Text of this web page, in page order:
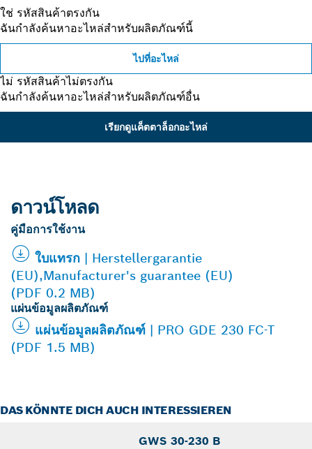
ใช่ รหัสสินค้าตรงกัน
ฉันกำลังค้นหาอะไหล่สำหรับผลิตภัณฑ์นี้
ไปที่อะไหล่
ไม่ รหัสสินค้าไม่ตรงกัน
ฉันกำลังค้นหาอะไหล่สำหรับผลิตภัณฑ์อื่น
เรียกดูแค็ตตาล็อกอะไหล่
ดาวน์โหลด
คู่มือการใช้งาน
ใบแทรก | Herstellergarantie
(EU),Manufacturer's guarantee (EU)
(PDF 0.2 MB)
แผ่นข้อมูลผลิตภัณฑ์
แผ่นข้อมูลผลิตภัณฑ์ | PRO GDE 230 FC-T
(PDF 1.5 MB)
DAS KÖNNTE DICH AUCH INTERESSIEREN
GWS 30-230 B